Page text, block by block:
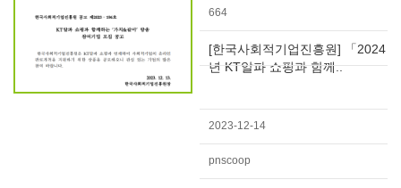
664
[한국사회적기업진흥원] 「2024
년 KT알파 쇼핑과 함께..
2023-12-14
pnscoop